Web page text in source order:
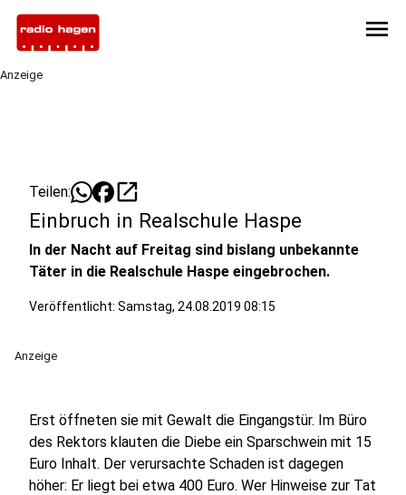
menu
Anzeige
Teilen: open_in_new
Einbruch in Realschule Haspe
In der Nacht auf Freitag sind bislang unbekannte
Täter in die Realschule Haspe eingebrochen.
Veröffentlicht: Samstag, 24.08.2019 08:15
Anzeige
Erst öffneten sie mit Gewalt die Eingangstür. Im Büro
des Rektors klauten die Diebe ein Sparschwein mit 15
Euro Inhalt. Der verursachte Schaden ist dagegen
höher: Er liegt bei etwa 400 Euro. Wer Hinweise zur Tat